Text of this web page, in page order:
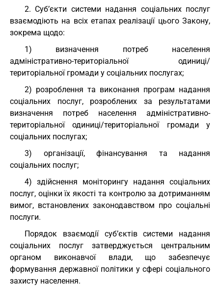
2. Суб’єкти системи надання соціальних послуг
взаємодіють на всіх етапах реалізації цього Закону,
зокрема щодо:
1) визначення потреб населення
адміністративно-територіальної одиниці/
територіальної громади у соціальних послугах;
2) розроблення та виконання програм надання
соціальних послуг, розроблених за результатами
визначення потреб населення адміністративно-
територіальної одиниці/територіальної громади у
соціальних послугах;
3) організації, фінансування та надання
соціальних послуг;
4) здійснення моніторингу надання соціальних
послуг, оцінки їх якості та контролю за дотриманням
вимог, встановлених законодавством про соціальні
послуги.
Порядок взаємодії суб’єктів системи надання
соціальних послуг затверджується центральним
органом виконавчої влади, що забезпечує
формування державної політики у сфері соціального
захисту населення.